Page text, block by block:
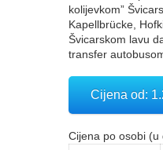
kolijevkom”
Kapellbrücke,
Švicarskom lavu
transfer
Cijena od:
Cijena po osobi (u